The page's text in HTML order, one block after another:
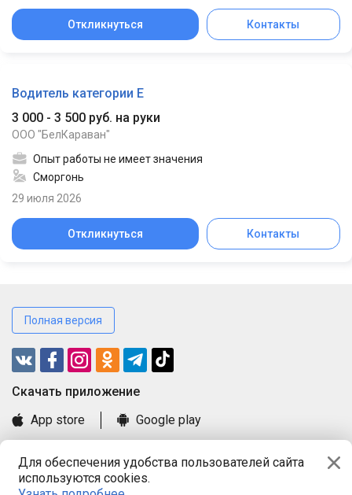
Для обеспечения удобства пользователей сайта
используются cookies.
Откликнуться Контакты
Водитель категории Е
3 000 - 3 500 руб. на руки
ООО "БелКараван"
Опыт работы не имеет значения
Сморгонь
29 июля 2026
Откликнуться Контакты
Полная версия
Cкачать приложение
App store
Google play
Книга замечаний и предложений
Правила и документы